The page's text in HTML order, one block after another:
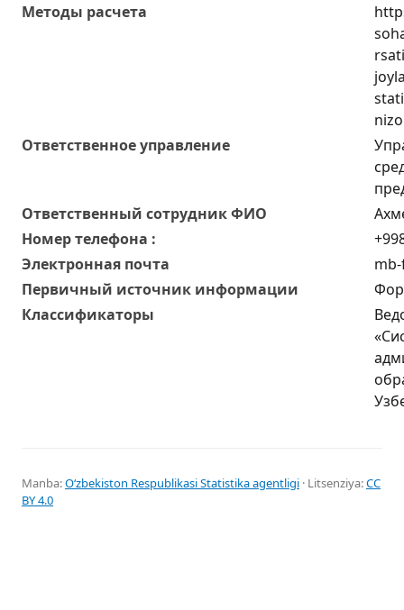
Методы расчета
Ответственное управление
Oтветственный сотрудник ФИО
Номер телефона :
Электронная почта
Первичный источник информации
Классификаторы
Manba:Oʻzbekiston Respublikasi Statistika agentligi · Litsenziya:CC
BY 4.0